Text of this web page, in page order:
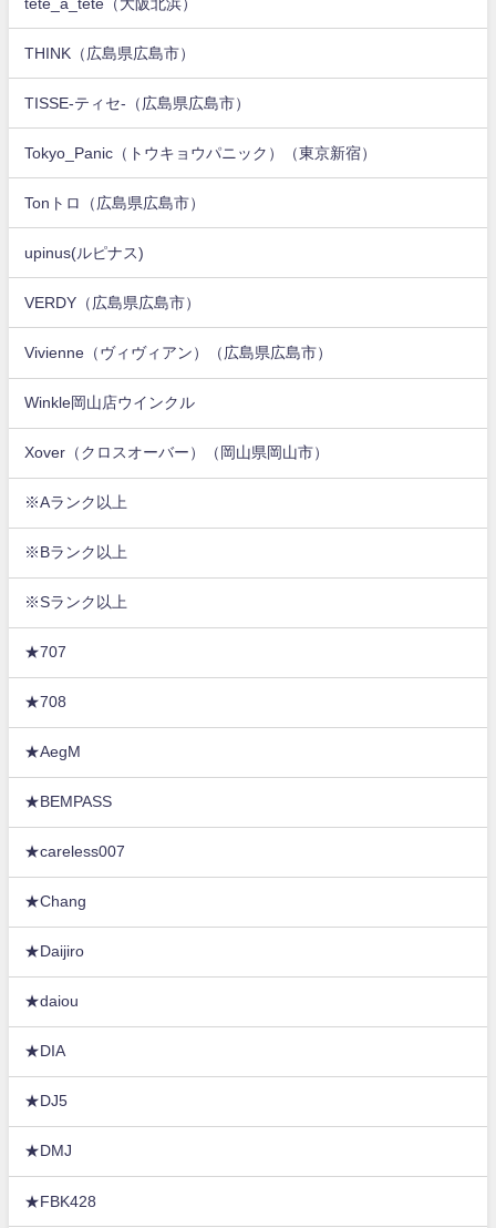
THINK（広島県広島市）
TISSE-ティセ-（広島県広島市）
Tokyo_Panic（トウキョウパニック）（東京新宿）
Tonトロ（広島県広島市）
upinus(ルピナス)
VERDY（広島県広島市）
Vivienne（ヴィヴィアン）（広島県広島市）
Winkle岡山店ウインクル
Xover（クロスオーバー）（岡山県岡山市）
※Aランク以上
※Bランク以上
※Sランク以上
★707
★708
★AegM
★BEMPASS
★careless007
★Chang
★Daijiro
★daiou
★DIA
★DJ5
★DMJ
★FBK428